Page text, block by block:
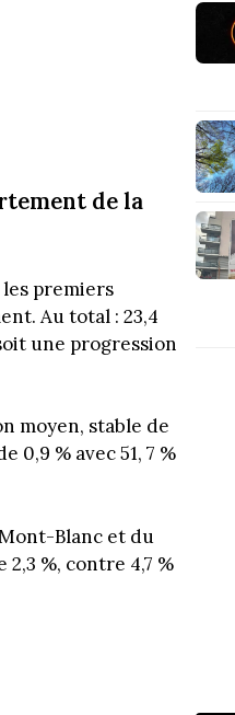
de la
premiers
Au total : 23,4
une progression
moyen, stable de
0,9 % avec 51, 7 %
Blanc et du
%, contre 4,7 %